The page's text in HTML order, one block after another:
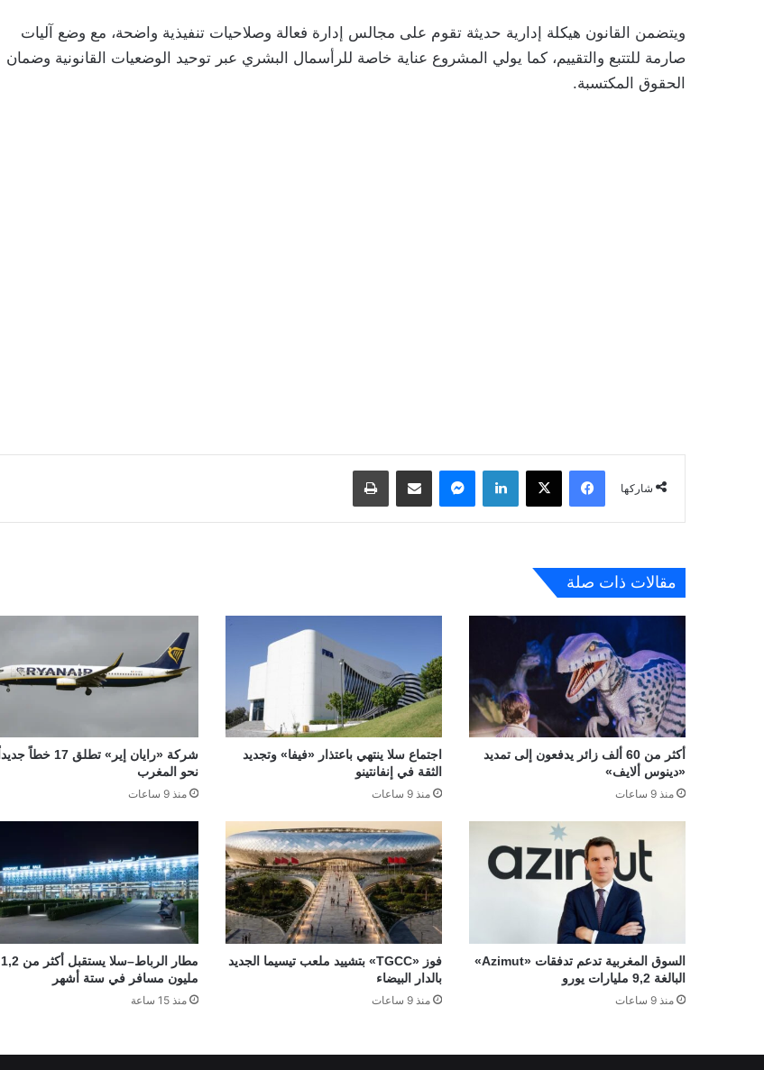
ويتضمن القانون هيكلة إدارية حديثة تقوم على مجالس إدارة فعالة وصلاحيات تنفيذية واضحة، مع وضع آليات
صارمة للتتبع والتقييم، كما يولي المشروع عناية خاصة للرأسمال البشري عبر توحيد الوضعيات القانونية وضمان
الحقوق المكتسبة.
شاركها
فيسبوك لينكدإن
مقالات ذات صلة
أكثر من 60 ألف زائر يدفعون إلى تمديد
«دينوس ألايف»
منذ 9 ساعات
اجتماع سلا ينتهي باعتذار «فيفا» وتجديد
الثقة في إنفانتينو
منذ 9 ساعات
شركة «رايان إير» تطلق 17 خطاً جديداً
نحو المغرب
منذ 9 ساعات
السوق المغربية تدعم تدفقات «Azimut»
البالغة 9,2 مليارات يورو
منذ 9 ساعات
فوز «TGCC» بتشييد ملعب تيسيما الجديد
بالدار البيضاء
منذ 9 ساعات
مطار الرباط–سلا يستقبل أكثر من 1,2
مليون مسافر في ستة أشهر
منذ 15 ساعة